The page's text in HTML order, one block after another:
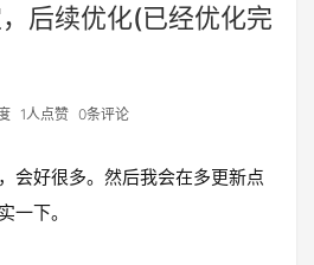
后续优化(已经优化完
1人点赞 0条评论
会好很多。然后我会在多更新点
一下。